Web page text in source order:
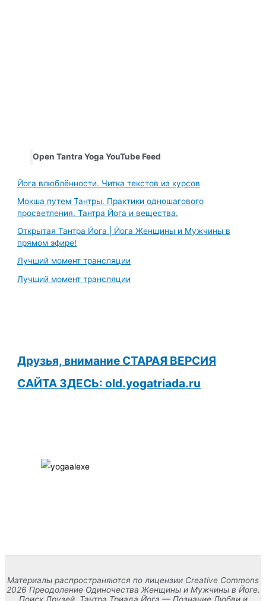
Open Tantra Yoga YouTube Feed
Йога влюблённости. Читка текстов из курсов
Мокша путем Тантры. Практики одношагового
просветления. Тантра Йога и вещества.
Открытая Тантра Йога | Йога Женщины и Мужчины в
прямом эфире!
Лучший момент трансляции
Лучший момент трансляции
Друзья, внимание СТАРАЯ ВЕРСИЯ
САЙТА ЗДЕСЬ: old.yogatriada.ru
Материалы распространяются по лицензии Creative Commons
2026 Преодоление Одиночества Женщины и Мужчины в Йоге.